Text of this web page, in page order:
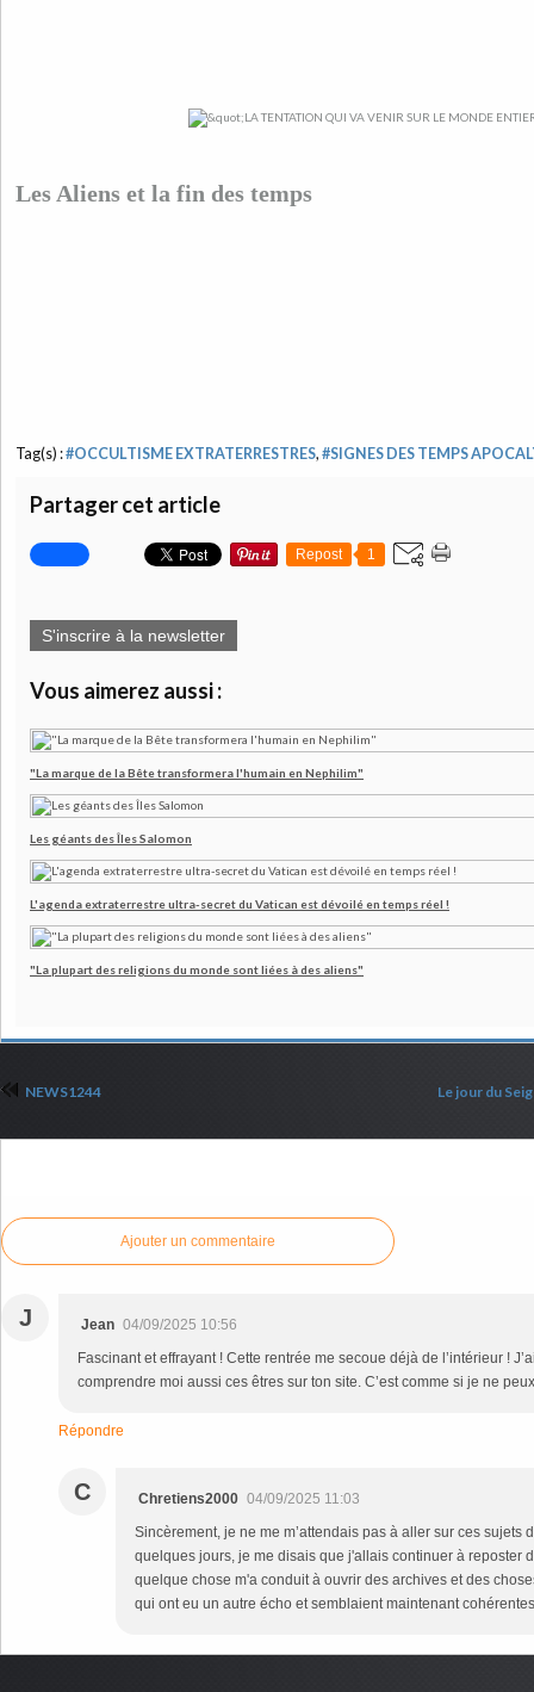
Les Aliens et la fin des temps
Tag(s) :#OCCULTISME EXTRATERRESTRES, #SIGNES DES TEMPS
Partager cet article
Repost 1
S'inscrire à la newsletter
Vous aimerez aussi :
"La marque de la Bête transformera l'humain en Nephilim"
Les géants des Îles Salomon
L'agenda extraterrestre ultra-secret du Vatican est dévoilé en temps réel !
"La plupart des religions du monde sont liées à des aliens"
NEWS1244 Le jour du
Ajouter un commentaire
J Jean 04/09/2025 10:56
Fascinant et effrayant ! Cette rentrée me secoue déjà de l’intérieur !
comprendre moi aussi ces êtres sur ton site. C’est comme si je ne
Répondre
C Chretiens2000 04/09/2025 11:03
Sincèrement, je ne me m’attendais pas à aller sur ces sujets
quelques jours, je me disais que j'allais continuer à reposter
quelque chose m'a conduit à ouvrir des archives et des
qui ont eu un autre écho et semblaient maintenant